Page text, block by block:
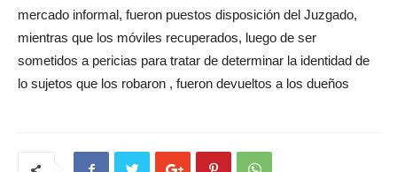
mercado informal, fueron puestos disposición del Juzgado,
mientras que los móviles recuperados, luego de ser
sometidos a pericias para tratar de determinar la identidad de
lo sujetos que los robaron , fueron devueltos a los dueños